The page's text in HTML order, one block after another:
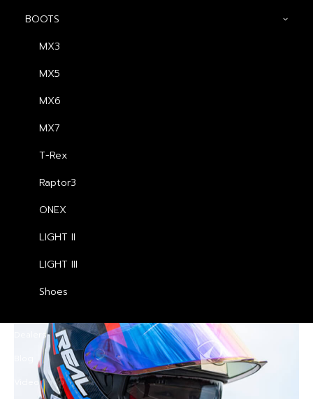
BOOTS
MX3
MX5
MX6
MX7
T-Rex
Raptor3
ONEX
LIGHT II
LIGHT III
Shoes
Dealers
หมวกกันน็อค Havana
Impact